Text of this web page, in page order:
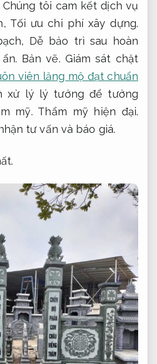
Chúng tôi cam kết dịch vụ
Tối ưu chi phí xây dựng.
Dễ bảo trì sau hoàn
Bản vẽ. Giám sát chặt
viên lăng mộ đạt chuẩn
xử lý lý tưởng để tưởng
mỹ. Thẩm mỹ hiện đại.
tư vấn và báo giá.